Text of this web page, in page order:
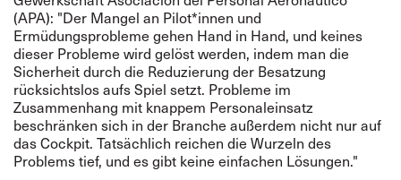
(APA): "Der Mangel an Pilot*innen und
Ermüdungsprobleme gehen Hand in Hand, und keines
dieser Probleme wird gelöst werden, indem man die
Sicherheit durch die Reduzierung der Besatzung
rücksichtslos aufs Spiel setzt. Probleme im
Zusammenhang mit knappem Personaleinsatz
beschränken sich in der Branche außerdem nicht nur auf
das Cockpit. Tatsächlich reichen die Wurzeln des
Problems tief, und es gibt keine einfachen Lösungen."